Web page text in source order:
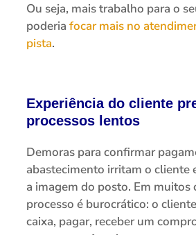
Ou seja, mais trabalho para o
poderia focar mais no
pista.
Experiência do cliente
processos lentos
Demoras para confirmar
abastecimento irritam o cliente
a imagem do posto. Em muitos
processo é burocrático: o
caixa, pagar, receber um